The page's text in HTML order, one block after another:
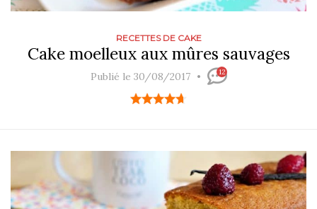
RECETTES DE CAKE
Cake moelleux aux mûres sauvages
Publié le 30/08/2017 12